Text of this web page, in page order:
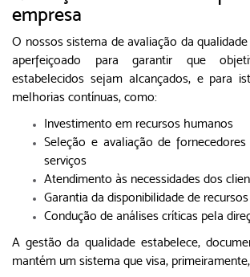
empresa
O nossos sistema de avaliação da
aperfeiçoado para garantir que
estabelecidos sejam alcançados, e para
melhorias contínuas, como:
Investimento em recursos humanos
Seleção e avaliação de
serviços
Atendimento às necessidades dos
Garantia da disponibilidade de recursos
Condução de análises críticas pela
A gestão da qualidade estabelece,
mantém um sistema que visa, primeiramente,